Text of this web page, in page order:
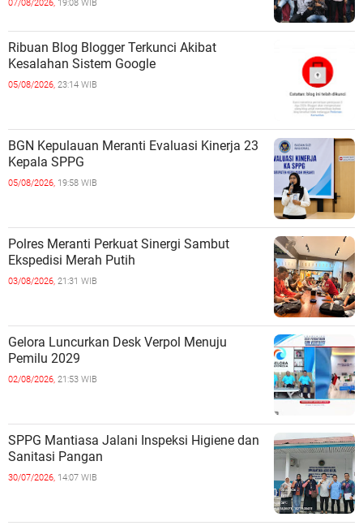
07/08/2026, 19:08 WIB
Ribuan Blog Blogger Terkunci Akibat
Kesalahan Sistem Google
05/08/2026, 23:14 WIB
BGN Kepulauan Meranti Evaluasi Kinerja 23
Kepala SPPG
05/08/2026, 19:58 WIB
Polres Meranti Perkuat Sinergi Sambut
Ekspedisi Merah Putih
03/08/2026, 21:31 WIB
Gelora Luncurkan Desk Verpol Menuju
Pemilu 2029
02/08/2026, 21:53 WIB
SPPG Mantiasa Jalani Inspeksi Higiene dan
Sanitasi Pangan
30/07/2026, 14:07 WIB